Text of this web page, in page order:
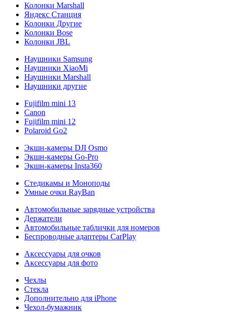
Колонки Marshall
Яндекс Станция
Колонки Другие
Колонки Bose
Колонки JBL
Наушники Samsung
Наушники XiaoMi
Наушники Marshall
Наушники другие
Fujifilm mini 13
Canon
Fujifilm mini 12
Polaroid Go2
Экшн-камеры DJI Osmo
Экшн-камеры Go-Pro
Экшн-камеры Insta360
Стедикамы и Моноподы
Умные очки RayBan
Автомобильные зарядные устройства
Держатели
Автомобильные таблички для номеров
Беспроводные адаптеры CarPlay
Аксессуары для очков
Аксессуары для фото
Чехлы
Стекла
Дополнительно для iPhone
Чехол-бумажник